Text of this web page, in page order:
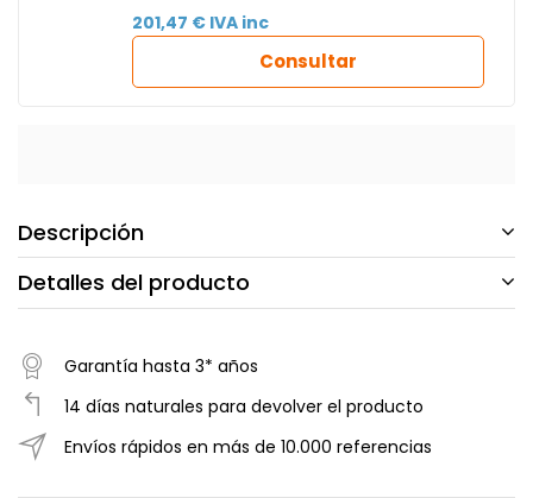
201,47 € IVA inc
Consultar
Descripción
Detalles del producto
Garantía hasta 3* años
14 días naturales para devolver el producto
Envíos rápidos en más de 10.000 referencias